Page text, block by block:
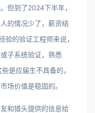
但到了2024下半年，
的情况少了，薪资结
的验证工程师来说，
子系统验证，熟悉
是应届生不具备的，
场价值是稳固的。
和猎头提供的信息给